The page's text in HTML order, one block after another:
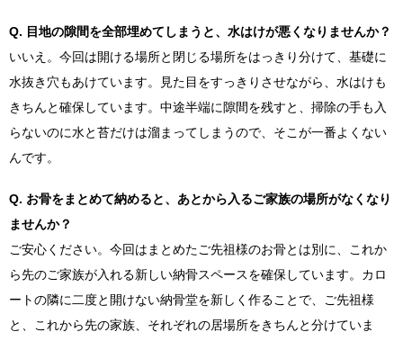
Q. 目地の隙間を全部埋めてしまうと、水はけが悪くなりませんか？
いいえ。今回は開ける場所と閉じる場所をはっきり分けて、基礎に
水抜き穴もあけています。見た目をすっきりさせながら、水はけも
きちんと確保しています。中途半端に隙間を残すと、掃除の手も入
らないのに水と苔だけは溜まってしまうので、そこが一番よくない
んです。
Q. お骨をまとめて納めると、あとから入るご家族の場所がなくなり
ませんか？
ご安心ください。今回はまとめたご先祖様のお骨とは別に、これか
ら先のご家族が入れる新しい納骨スペースを確保しています。カロ
ートの隣に二度と開けない納骨堂を新しく作ることで、ご先祖様
と、これから先の家族、それぞれの居場所をきちんと分けていま